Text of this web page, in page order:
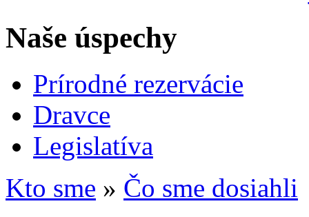
Naše úspechy
Prírodné rezervácie
Dravce
Legislatíva
Kto sme » Čo sme dosiahli